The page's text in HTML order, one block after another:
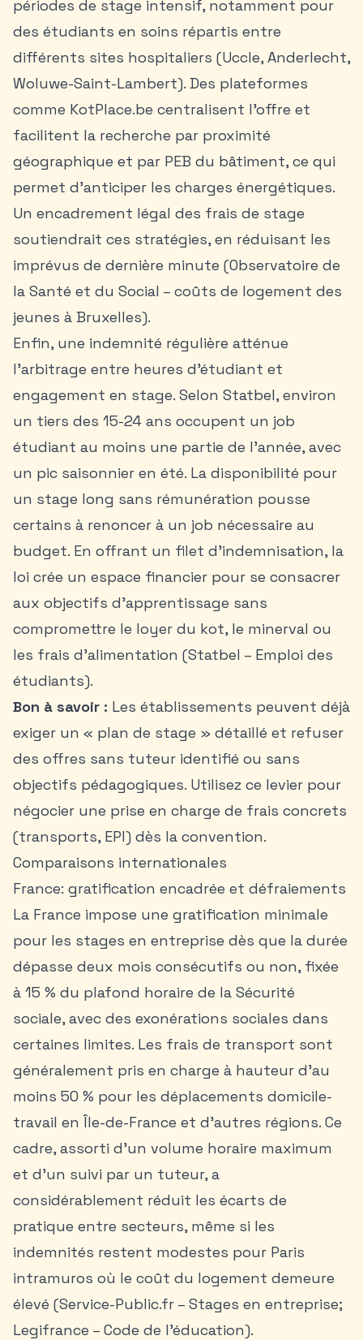
périodes de stage intensif, notamment pour
des étudiants en soins répartis entre
différents sites hospitaliers (Uccle, Anderlecht,
Woluwe-Saint-Lambert). Des plateformes
comme KotPlace.be centralisent l’offre et
facilitent la recherche par proximité
géographique et par PEB du bâtiment, ce qui
permet d’anticiper les charges énergétiques.
Un encadrement légal des frais de stage
soutiendrait ces stratégies, en réduisant les
imprévus de dernière minute (Observatoire de
la Santé et du Social – coûts de logement des
jeunes à Bruxelles).
Enfin, une indemnité régulière atténue
l’arbitrage entre heures d’étudiant et
engagement en stage. Selon Statbel, environ
un tiers des 15-24 ans occupent un job
étudiant au moins une partie de l’année, avec
un pic saisonnier en été. La disponibilité pour
un stage long sans rémunération pousse
certains à renoncer à un job nécessaire au
budget. En offrant un filet d’indemnisation, la
loi crée un espace financier pour se consacrer
aux objectifs d’apprentissage sans
compromettre le loyer du kot, le minerval ou
les frais d’alimentation (Statbel – Emploi des
étudiants).
Bon à savoir : Les établissements peuvent déjà
exiger un « plan de stage » détaillé et refuser
des offres sans tuteur identifié ou sans
objectifs pédagogiques. Utilisez ce levier pour
négocier une prise en charge de frais concrets
(transports, EPI) dès la convention.
Comparaisons internationales
France: gratification encadrée et défraiements
La France impose une gratification minimale
pour les stages en entreprise dès que la durée
dépasse deux mois consécutifs ou non, fixée
à 15 % du plafond horaire de la Sécurité
sociale, avec des exonérations sociales dans
certaines limites. Les frais de transport sont
généralement pris en charge à hauteur d’au
moins 50 % pour les déplacements domicile-
travail en Île-de-France et d’autres régions. Ce
cadre, assorti d’un volume horaire maximum
et d’un suivi par un tuteur, a
considérablement réduit les écarts de
pratique entre secteurs, même si les
indemnités restent modestes pour Paris
intramuros où le coût du logement demeure
élevé (Service-Public.fr – Stages en entreprise;
Legifrance – Code de l’éducation).